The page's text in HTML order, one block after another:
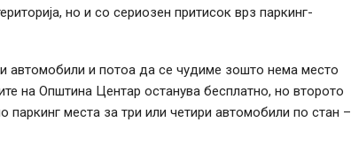
но и со сериозен притисок врз паркинг-
автомобили и потоа да се чудиме зошто нема место
на Општина Центар останува бесплатно, но второто
места за три или четири автомобили по стан –